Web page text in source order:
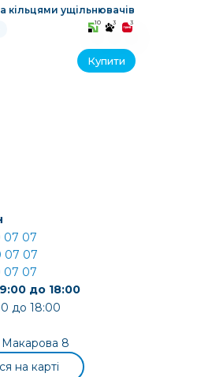
кільцями ущільнювачів
10 3 3
Купити
07 07
07 07
07 07
до 18:00
до 18:00
Макарова 8
на карті